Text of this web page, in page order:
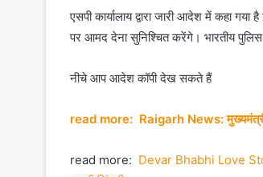
एसपी कार्यालाय द्वारा जारी आदेश में कहा
पर आमद देना सुनिश्चित करेंगे। भारतीय पुलिस
नीचे आप आदेश कॉपी देख सकते हैं
read more: Raigarh News: मुख्यमंत्री ने
read more: Devar Bhabhi Love